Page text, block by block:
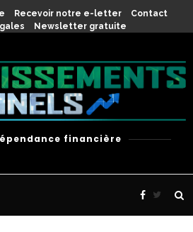
Recevoir notre e-letter
Contact
Newsletter gratuite
financière